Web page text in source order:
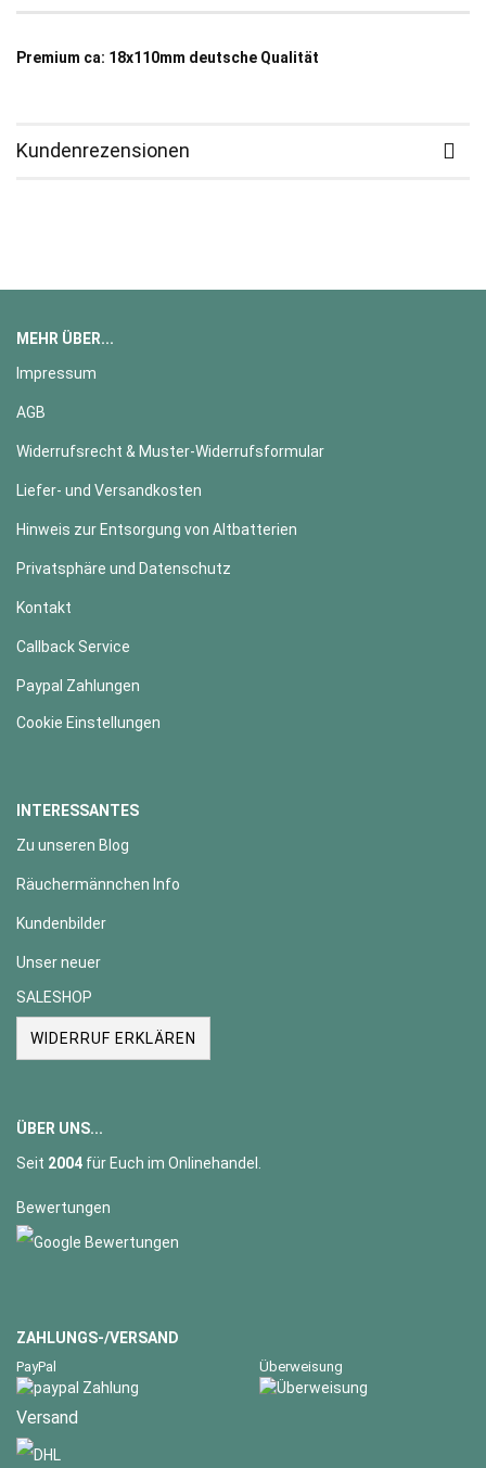
Premium ca: 18x110mm deutsche Qualität
Kundenrezensionen
MEHR ÜBER...
Impressum
AGB
Widerrufsrecht & Muster-Widerrufsformular
Liefer- und Versandkosten
Hinweis zur Entsorgung von Altbatterien
Privatsphäre und Datenschutz
Kontakt
Callback Service
Paypal Zahlungen
Cookie Einstellungen
INTERESSANTES
Zu unseren Blog
Räuchermännchen Info
Kundenbilder
Unser neuer
SALESHOP
WIDERRUF ERKLÄREN
ÜBER UNS...
Seit 2004 für Euch im Onlinehandel.
Bewertungen
ZAHLUNGS-/VERSAND
PayPal Überweisung
Versand